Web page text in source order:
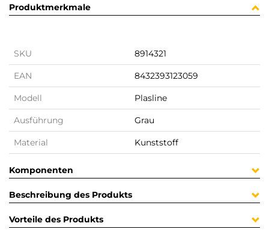
Produktmerkmale
SKU 8914321
EAN 8432393123059
Modell Plasline
Ausführung Grau
Material Kunststoff
Komponenten
Beschreibung des Produkts
Vorteile des Produkts